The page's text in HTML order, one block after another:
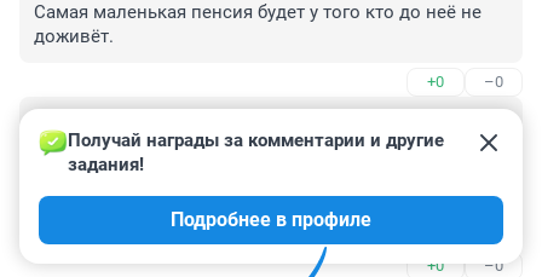
Самая маленькая пенсия будет у того кто до неё не
доживёт.
+0 –0
4 февраля 2024, 06:15
Т.е. люди, которые живут в месяц на 400 тысяч,
позаботились, чтобы уже не имеющие возможности
заработать люди жили на 12 тысяч в месяц?! Какая
ЩЕДРОСТЬ!!! Ещё и баллы придумали продавать!!
+0 –0
Получай награды за комментарии и другие
задания!
Подробнее в профиле